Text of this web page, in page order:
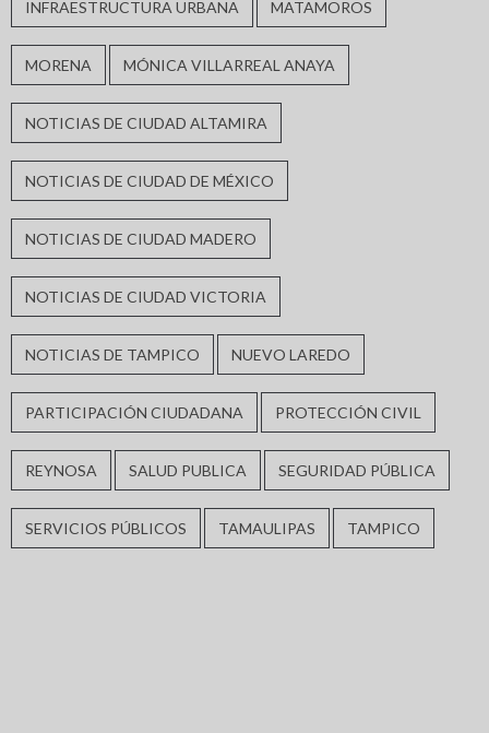
INFRAESTRUCTURA URBANA MATAMOROS
MORENA MÓNICA VILLARREAL ANAYA
NOTICIAS DE CIUDAD ALTAMIRA
NOTICIAS DE CIUDAD DE MÉXICO
NOTICIAS DE CIUDAD MADERO
NOTICIAS DE CIUDAD VICTORIA
NOTICIAS DE TAMPICO NUEVO LAREDO
PARTICIPACIÓN CIUDADANA PROTECCIÓN CIVIL
REYNOSA SALUD PUBLICA SEGURIDAD PÚBLICA
SERVICIOS PÚBLICOS TAMAULIPAS TAMPICO